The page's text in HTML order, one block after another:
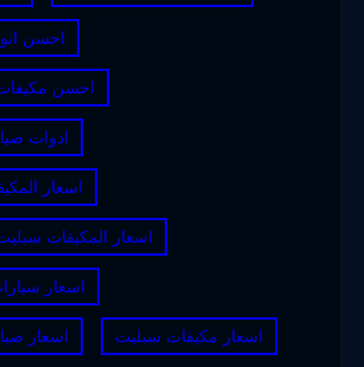
احسن
احسن
ادوات
اسعار
اسعار المكيفات
اسعار
اسعار اسعار مكيفات سبليت